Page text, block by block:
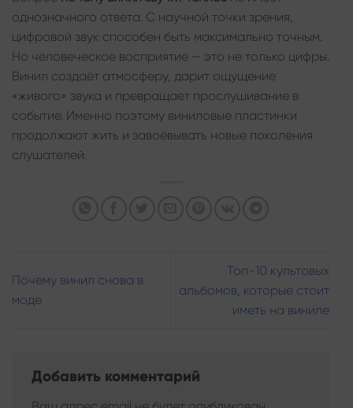
однозначного ответа. С научной точки зрения,
цифровой звук способен быть максимально точным.
Но человеческое восприятие — это не только цифры.
Винил создаёт атмосферу, дарит ощущение
«живого» звука и превращает прослушивание в
событие. Именно поэтому виниловые пластинки
продолжают жить и завоёвывать новые поколения
слушателей.
Почему винил снова в
моде
Топ-10 культовых
альбомов, которые стоит
иметь на виниле
Добавить комментарий